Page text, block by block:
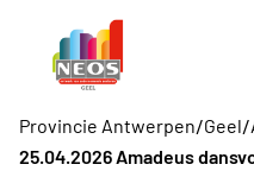
Provincie Antwerpen/Geel/
25.04.2026 Amadeus